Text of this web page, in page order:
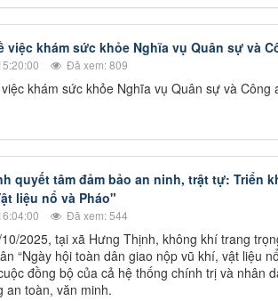
việc khám sức khỏe Nghĩa vụ Quân sự và
Đã xem: 809
khám sức khỏe Nghĩa vụ Quân sự và Công
quyết tâm đảm bảo an ninh, trật tự: Triển
liệu nổ và Pháo"
Đã xem: 544
2025, tại xã Hưng Thịnh, không khí trang
“Ngày hội toàn dân giao nộp vũ khí, vật liệu
đồng bộ của cả hệ thống chính trị và nhân
an toàn, văn minh.